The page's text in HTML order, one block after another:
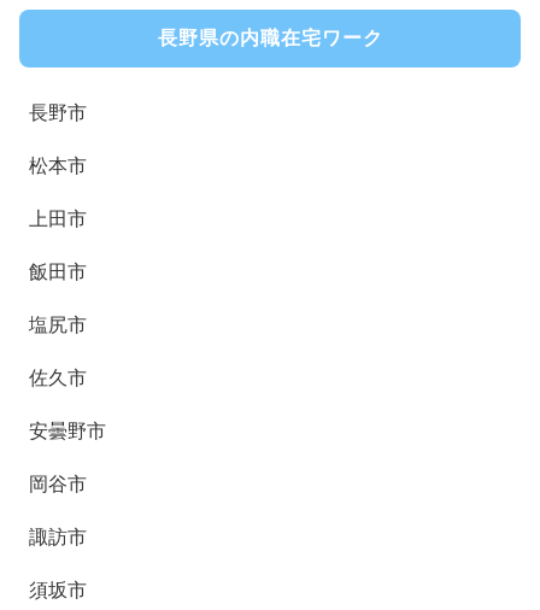
長野県の内職在宅ワーク
長野市
松本市
上田市
飯田市
塩尻市
佐久市
安曇野市
岡谷市
諏訪市
須坂市